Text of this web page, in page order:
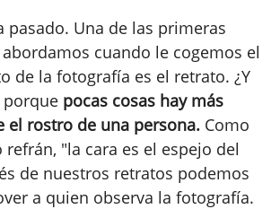
pasado. Una de las primeras
cuando le cogemos el
de la fotografía es el retrato. ¿Y
porque pocas cosas hay más
el rostro de una persona. Como
"la cara es el espejo del
de nuestros retratos podemos
a quien observa la fotografía.